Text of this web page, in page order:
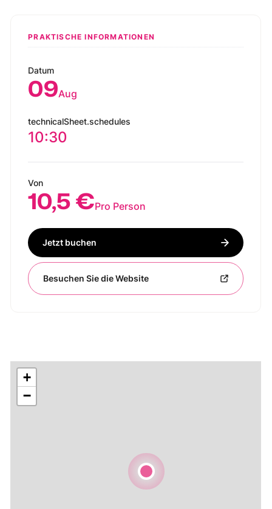
PRAKTISCHE INFORMATIONEN
Datum
09Aug
technicalSheet.schedules
10:30
Von
10,5 €Pro Person
Jetzt buchen
Besuchen Sie die Website
+
−